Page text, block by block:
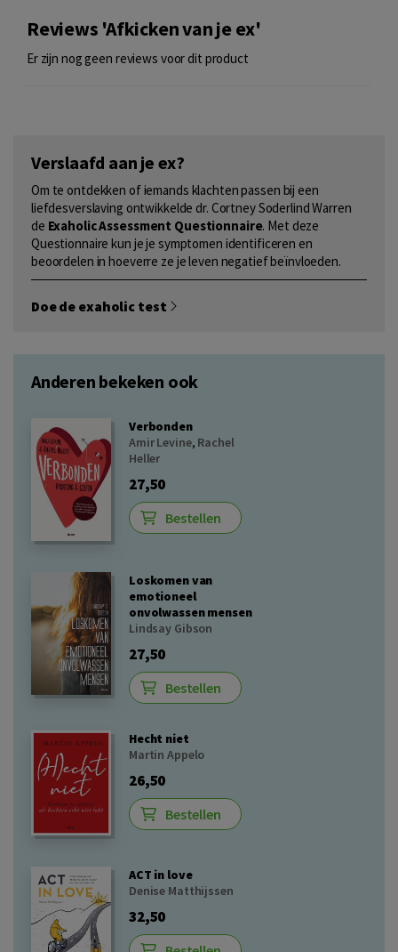
Reviews 'Afkicken van je ex'
Er zijn nog geen reviews voor dit product
Verslaafd aan je ex?
Om te ontdekken of iemands klachten passen bij een
liefdesverslaving ontwikkelde dr. Cortney Soderlind Warren
de Exaholic Assessment Questionnaire. Met deze
Questionnaire kun je je symptomen identificeren en
beoordelen in hoeverre ze je leven negatief beïnvloeden.
Doe de exaholic test
Anderen bekeken ook
Verbonden
Amir Levine, Rachel
Heller
27,50
Bestellen
Loskomen van
emotioneel
onvolwassen mensen
Lindsay Gibson
27,50
Bestellen
Hecht niet
Martin Appelo
26,50
Bestellen
ACT in love
Denise Matthijssen
32,50